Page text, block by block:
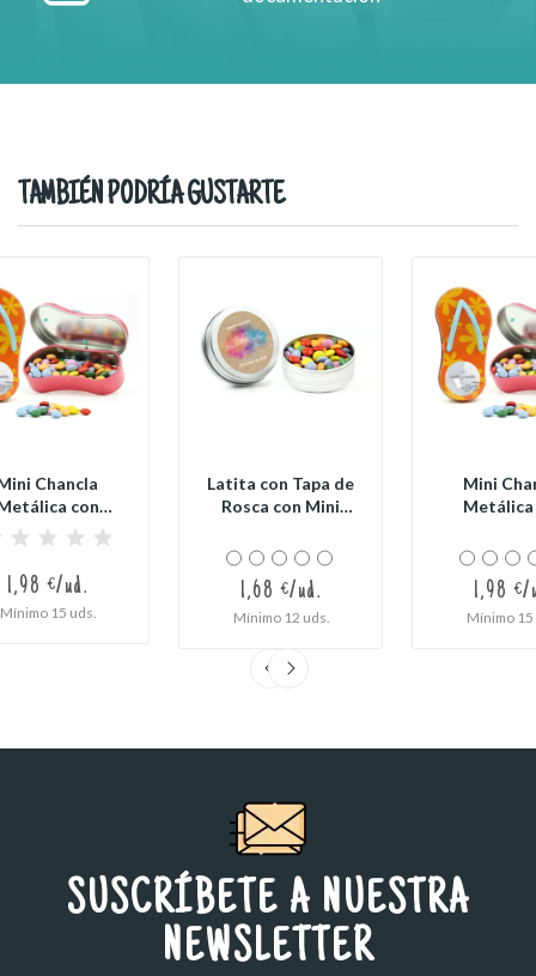
TAMBIÉN PODRÍA GUSTARTE
Chancla
con
para...
1,98 €/ud.
Mínimo 15 uds.
Latita con Tapa de
Rosca con Mini
1,68 €/ud.
Mínimo 12 uds.
Mini
Metálica
1,98 €/
Mínimo 15
SUSCRÍBETE A NUESTRA
NEWSLETTER